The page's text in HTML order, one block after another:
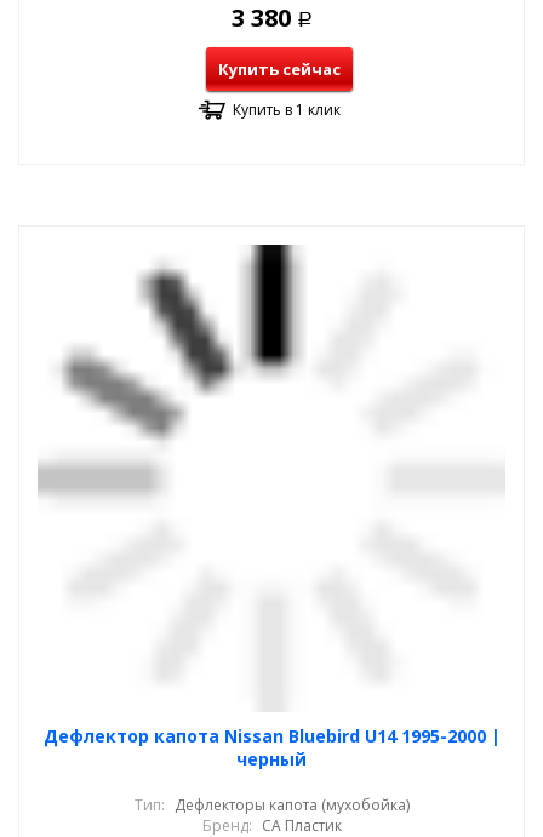
3 380 Р
Купить сейчас
Купить в 1 клик
Дефлектор капота Nissan Bluebird U14 1995-2000 |
черный
Тип: Дефлекторы капота (мухобойка)
Бренд: СА Пластик